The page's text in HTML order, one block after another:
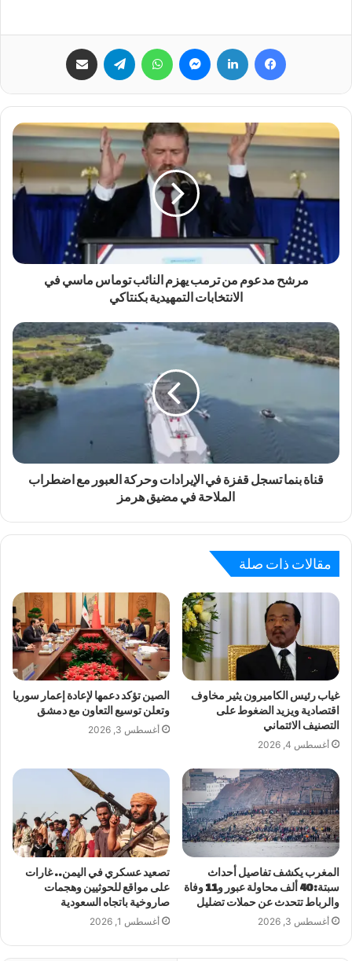
فيسبوك لينكدإن ماسنجر واتساب تيلقرام
مرشح مدعوم من ترمب يهزم النائب توماس ماسي في
الانتخابات التمهيدية بكنتاكي
قناة بنما تسجل قفزة في الإيرادات وحركة العبور مع اضطراب
الملاحة في مضيق هرمز
مقالات ذات صلة
غياب رئيس الكاميرون يثير مخاوف
اقتصادية ويزيد الضغوط على
التصنيف الائتماني
أغسطس 4, 2026
الصين تؤكد دعمها لإعادة إعمار سوريا
وتعلن توسيع التعاون مع دمشق
أغسطس 3, 2026
المغرب يكشف تفاصيل أحداث
سبتة: 40 ألف محاولة عبور و11 وفاة
والرباط تتحدث عن حملات تضليل
أغسطس 3, 2026
تصعيد عسكري في اليمن.. غارات
على مواقع للحوثيين وهجمات
صاروخية باتجاه السعودية
أغسطس 1, 2026